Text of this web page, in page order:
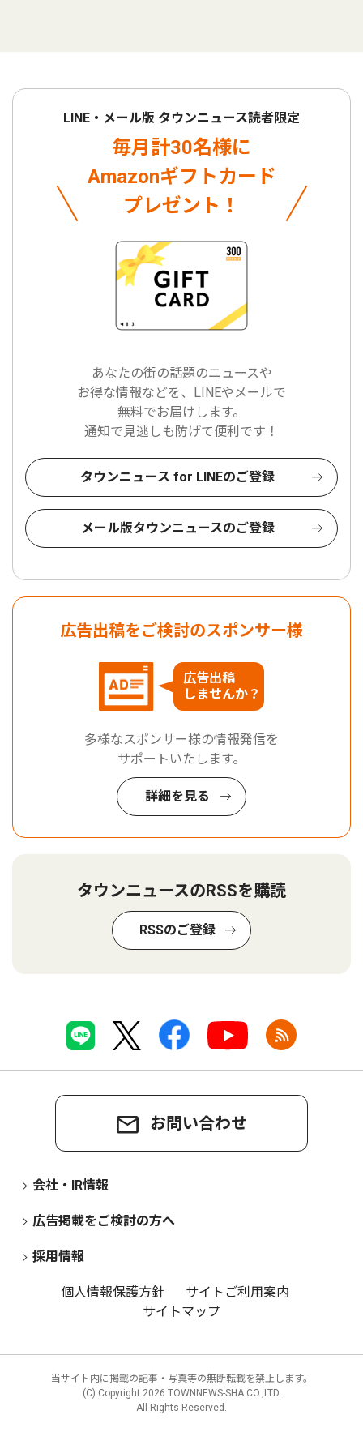
LINE・メール版 タウンニュース読者限定
毎月計30名様に
Amazonギフトカード
プレゼント！
あなたの街の話題のニュースや
お得な情報などを、LINEやメールで
無料でお届けします。
通知で見逃しも防げて便利です！
タウンニュース for LINEのご登録
メール版タウンニュースのご登録
広告出稿をご検討のスポンサー様
広告出稿
しませんか？
多様なスポンサー様の情報発信を
サポートいたします。
詳細を見る
タウンニュースのRSSを購読
RSSのご登録
お問い合わせ
会社・IR情報
広告掲載をご検討の方へ
採用情報
個人情報保護方針
サイトご利用案内
サイトマップ
当サイト内に掲載の記事・写真等の無断転載を禁止します。
(C) Copyright 2026 TOWNNEWS-SHA CO.,LTD.
All Rights Reserved.